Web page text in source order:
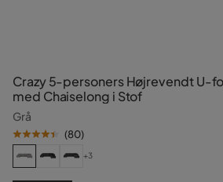
Crazy 5-personers Højrevendt U-
med Chaiselong i Stof
Grå
(80)
+3